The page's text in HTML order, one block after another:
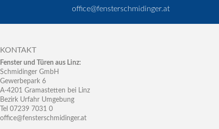
office@fensterschmidinger.at
KONTAKT
Fenster und Türen aus Linz:
Schmidinger GmbH
Gewerbepark 6
A-4201 Gramastetten bei Linz
Bezirk Urfahr Umgebung
Tel 07239 7031 0
office@fensterschmidinger.at